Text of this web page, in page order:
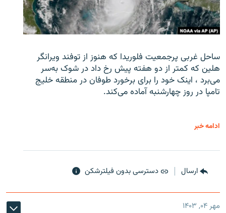
ساحل غربی پرجمعیت فلوریدا که هنوز از توفند ویرانگر
هلین که کمتر از دو هفته پیش رخ داد در شوک به‌سر
می‌برد ، اینک خود را برای برخورد طوفان در منطقه خلیج
تامپا در روز چهارشنبه آماده می‌کند.
ادامه خبر
ارسال دسترسی بدون فیلترشکن
مهر ۰۴, ۱۴۰۳